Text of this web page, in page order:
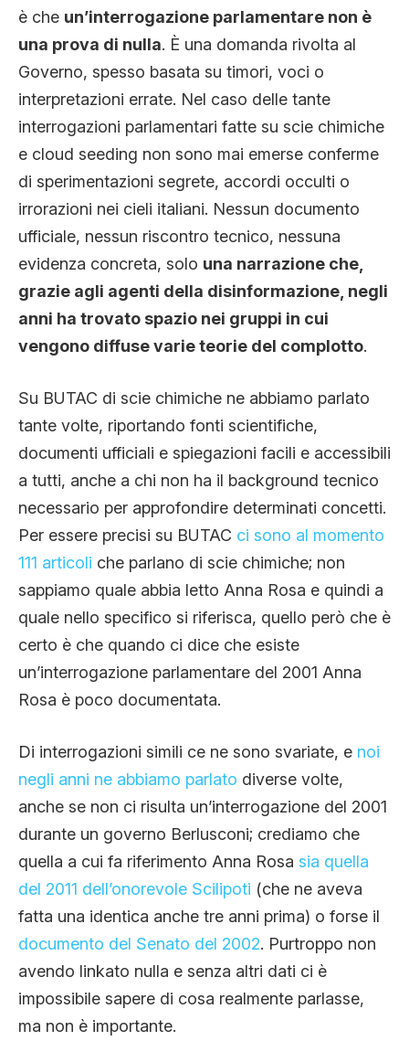
è che un’interrogazione parlamentare non è
una prova di nulla. È una domanda rivolta al
Governo, spesso basata su timori, voci o
interpretazioni errate. Nel caso delle tante
interrogazioni parlamentari fatte su scie chimiche
e cloud seeding non sono mai emerse conferme
di sperimentazioni segrete, accordi occulti o
irrorazioni nei cieli italiani. Nessun documento
ufficiale, nessun riscontro tecnico, nessuna
evidenza concreta, solo una narrazione che,
grazie agli agenti della disinformazione, negli
anni ha trovato spazio nei gruppi in cui
vengono diffuse varie teorie del complotto.
Su BUTAC di scie chimiche ne abbiamo parlato
tante volte, riportando fonti scientifiche,
documenti ufficiali e spiegazioni facili e accessibili
a tutti, anche a chi non ha il background tecnico
necessario per approfondire determinati concetti.
Per essere precisi su BUTAC ci sono al momento
111 articoli che parlano di scie chimiche; non
sappiamo quale abbia letto Anna Rosa e quindi a
quale nello specifico si riferisca, quello però che è
certo è che quando ci dice che esiste
un’interrogazione parlamentare del 2001 Anna
Rosa è poco documentata.
Di interrogazioni simili ce ne sono svariate, e noi
negli anni ne abbiamo parlato diverse volte,
anche se non ci risulta un’interrogazione del 2001
durante un governo Berlusconi; crediamo che
quella a cui fa riferimento Anna Rosa sia quella
del 2011 dell’onorevole Scilipoti (che ne aveva
fatta una identica anche tre anni prima) o forse il
documento del Senato del 2002. Purtroppo non
avendo linkato nulla e senza altri dati ci è
impossibile sapere di cosa realmente parlasse,
ma non è importante.